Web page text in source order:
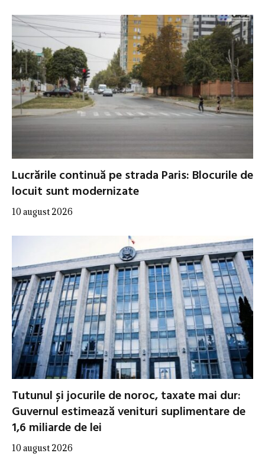
Lucrările continuă pe strada Paris: Blocurile de
locuit sunt modernizate
10 august 2026
Tutunul și jocurile de noroc, taxate mai dur:
Guvernul estimează venituri suplimentare de
1,6 miliarde de lei
10 august 2026